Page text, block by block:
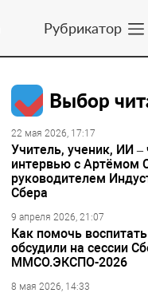
Рубрикатор
Выбор
22 мая 2026, 17:17
Учитель, ученик, ИИ –
интервью с Артёмом
руководителем
Сбера
9 апреля 2026, 21:07
Как помочь
обсудили на сессии
ММСО.ЭКСПО-2026
8 мая 2026, 14:33